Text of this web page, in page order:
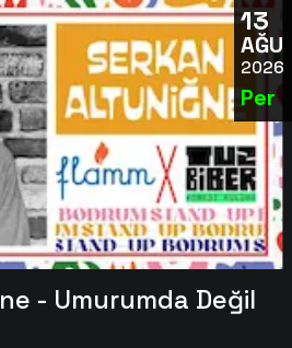
13
AĞU
2026
Per
- Umurumda Değil